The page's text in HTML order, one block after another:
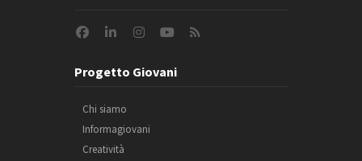
Progetto Giovani
Chi siamo
Informagiovani
Creatività